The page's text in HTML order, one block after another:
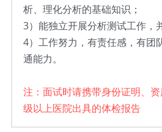
析、理化分析的基础知识；
3） 能独立开展分析测试工作，
4） 工作努力，有责任感，有团
通能力。
注：面试时请携带身份证明、
级以上医院出具的体检报告